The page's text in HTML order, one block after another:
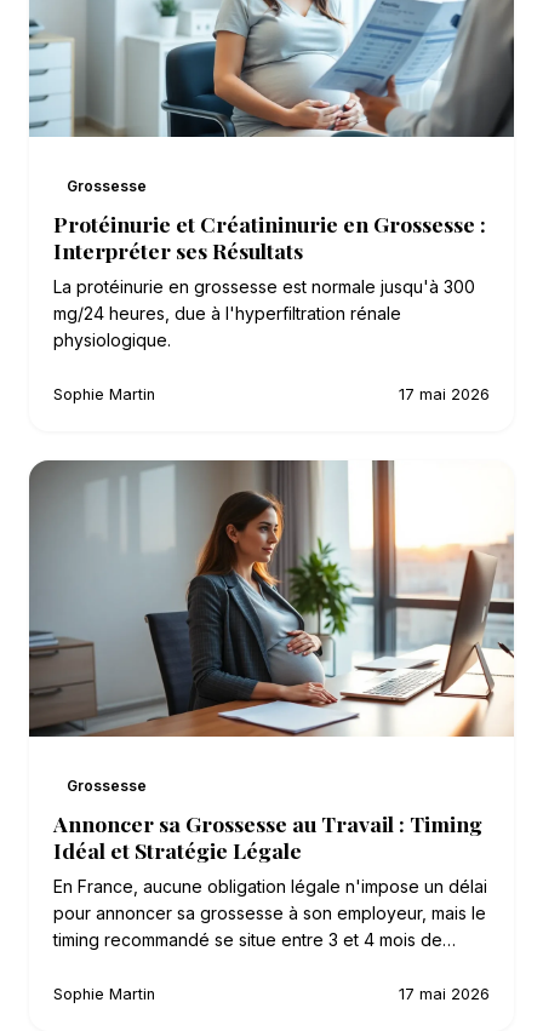
Grossesse
Protéinurie et Créatininurie en Grossesse :
Interpréter ses Résultats
La protéinurie en grossesse est normale jusqu'à 300
mg/24 heures, due à l'hyperfiltration rénale
physiologique.
Sophie Martin 17 mai 2026
Grossesse
Annoncer sa Grossesse au Travail : Timing
Idéal et Stratégie Légale
En France, aucune obligation légale n'impose un délai
pour annoncer sa grossesse à son employeur, mais le
timing recommandé se situe entre 3 et 4 mois de…
Sophie Martin 17 mai 2026